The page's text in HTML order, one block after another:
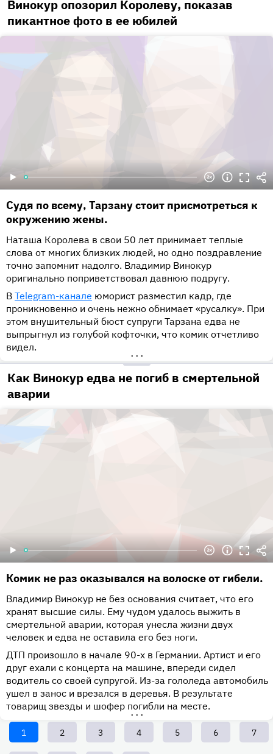
Винокур опозорил Королеву, показав
пикантное фото в ее юбилей
Судя по всему, Тарзану стоит присмотреться к
окружению жены.
Наташа Королева в свои 50 лет принимает теплые
слова от многих близких людей, но одно поздравление
точно запомнит надолго. Владимир Винокур
оригинально поприветствовал давнюю подругу.
В Telegram-канале юморист разместил кадр, где
проникновенно и очень нежно обнимает «русалку». При
этом внушительный бюст супруги Тарзана едва не
выпрыгнул из голубой кофточки, что комик отчетливо
видел.
•••
Как Винокур едва не погиб в смертельной
аварии
Комик не раз оказывался на волоске от гибели.
Владимир Винокур не без основания считает, что его
хранят высшие силы. Ему чудом удалось выжить в
смертельной аварии, которая унесла жизни двух
человек и едва не оставила его без ноги.
ДТП произошло в начале 90-х в Германии. Артист и его
друг ехали с концерта на машине, впереди сидел
водитель со своей супругой. Из-за гололеда автомобиль
ушел в занос и врезался в деревья. В результате
товарищ звезды и шофер погибли на месте.
•••
Текущая
страница
1 Page
2 Page
3 Page
4 Page
5 Page
6 Page
7